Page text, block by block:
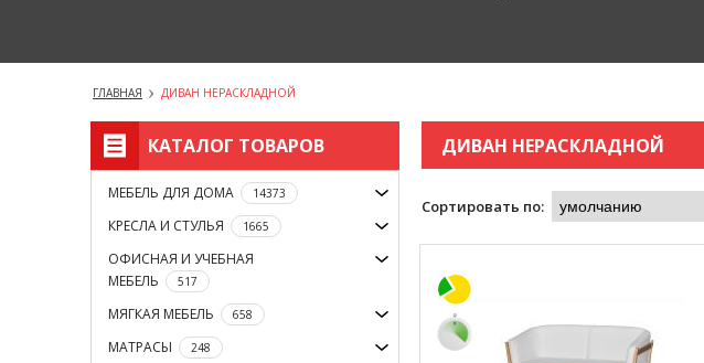
ГЛАВНАЯ ДИВАН НЕРАСКЛАДНОЙ
КАТАЛОГ ТОВАРОВ
МЕБЕЛЬ ДЛЯ ДОМА 14373
КРЕСЛА И СТУЛЬЯ 1665
ОФИСНАЯ И УЧЕБНАЯ
МЕБЕЛЬ
517
МЯГКАЯ МЕБЕЛЬ 658
МАТРАСЫ 248
ДИВАН НЕРАСКЛАДНОЙ
Сортировать по: